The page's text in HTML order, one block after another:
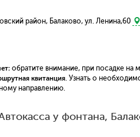
район, Балаково, ул. Ленина,60
обратите внимание, при посадке
квитанция. Узнать о
направлению.
у фонтана,